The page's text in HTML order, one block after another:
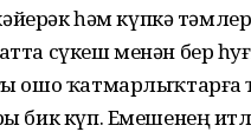
һәм күпкә
сүкеш менән бер
ошо ҡатмарлыҡтарға
бик күп. Емешенең